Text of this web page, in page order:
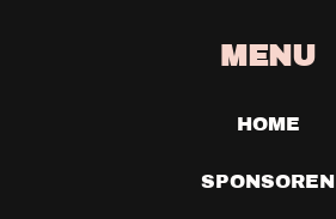
MENU
HOME
SPONSOREN